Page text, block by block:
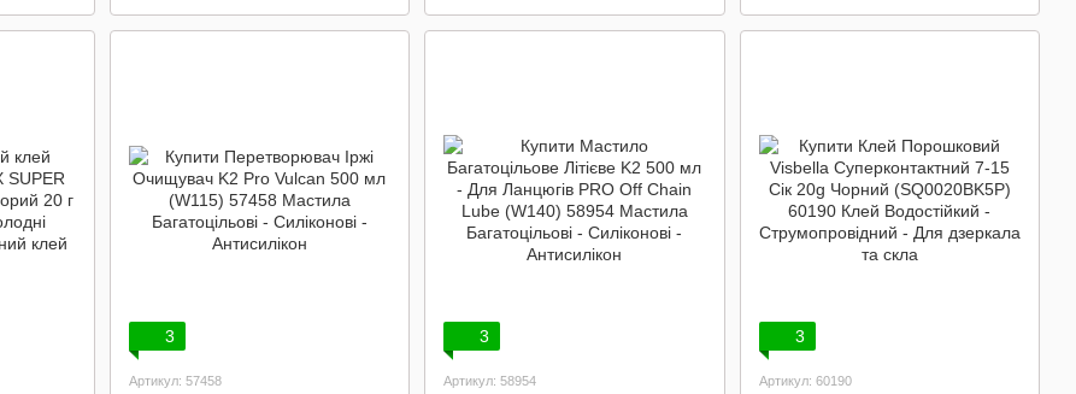
3
Артикул: 57458
3
Артикул: 58954
3
Артикул: 60190